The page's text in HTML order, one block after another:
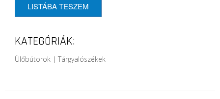
LISTÁBA TESZEM
KATEGÓRIÁK:
Ülőbútorok | Tárgyalószékek